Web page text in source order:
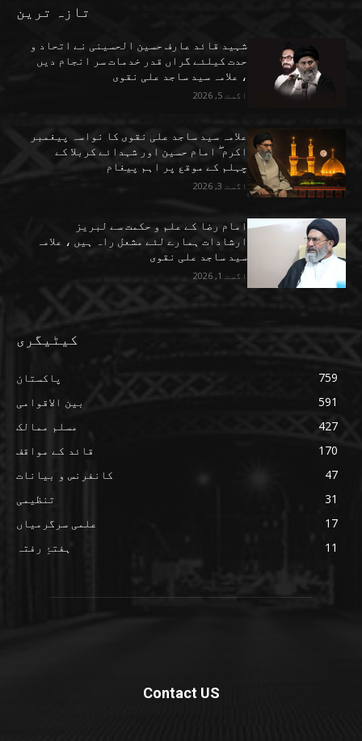
تازہ ترین
شہید قائد عارف حسین الحسینی نے اتحاد و
حدت کیلئے گراں قدر خدمات سر انجام دیں
، علامہ سید ساجد علی نقوی
اگست 5, 2026
علامہ سید ساجد علی نقوی کا نواسہ پیغمبر
اکرم ۖ امام حسین اور شہدائے کربلا کے
چہلم کے موقع پر اہم پیغام
اگست 3, 2026
امام رضا کے علم و حکمت سے لبریز
ارشادات ہمارے لئے مشعل راہ ہیں ، علامہ
سید ساجد علی نقوی
اگست 1, 2026
کیٹیگری
پاکستان
759
بین الاقوامی
591
مسلم ممالک
427
قائد کے مواقف
170
کانفرنس و بیانات
47
تنظیمی
31
علمی سرگرمیاں
17
ہفتۂِ رفتہ
11
Contact US